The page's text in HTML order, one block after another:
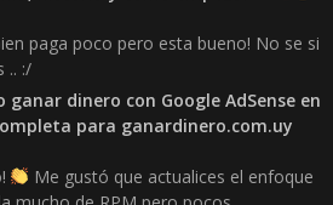
paga poco pero esta bueno! No se si
.. :/
ganar dinero con Google AdSense en
para ganardinero.com.uy
Me gustó que actualices el enfoque